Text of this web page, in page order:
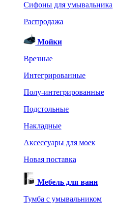
Сифоны для умывальника
Распродажа
Мойки
Врезные
Интегрированные
Полу-интегрированные
Подстольные
Накладные
Аксессуары для моек
Новая поставка
Мебель для ванн
Тумба с умывальником